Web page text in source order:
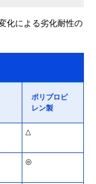
化による劣化耐性の
ポリプロピ
レン製
△
◎